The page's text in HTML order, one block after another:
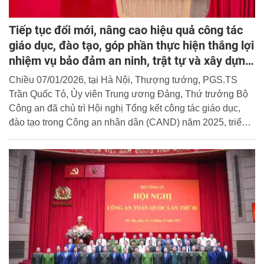
Tiếp tục đổi mới, nâng cao hiệu quả công tác
giáo dục, đào tạo, góp phần thực hiện thắng lợi
nhiệm vụ bảo đảm an ninh, trật tự và xây dựng
lực lượng CAND
Chiều 07/01/2026, tại Hà Nội, Thượng tướng, PGS.TS
Trần Quốc Tỏ, Ủy viên Trung ương Đảng, Thứ trưởng Bộ
Công an đã chủ trì Hội nghị Tổng kết công tác giáo dục,
đào tạo trong Công an nhân dân (CAND) năm 2025, triển
2025 – 2026 và giao ban Quý IV/2025 các học viện, trường
CAND.